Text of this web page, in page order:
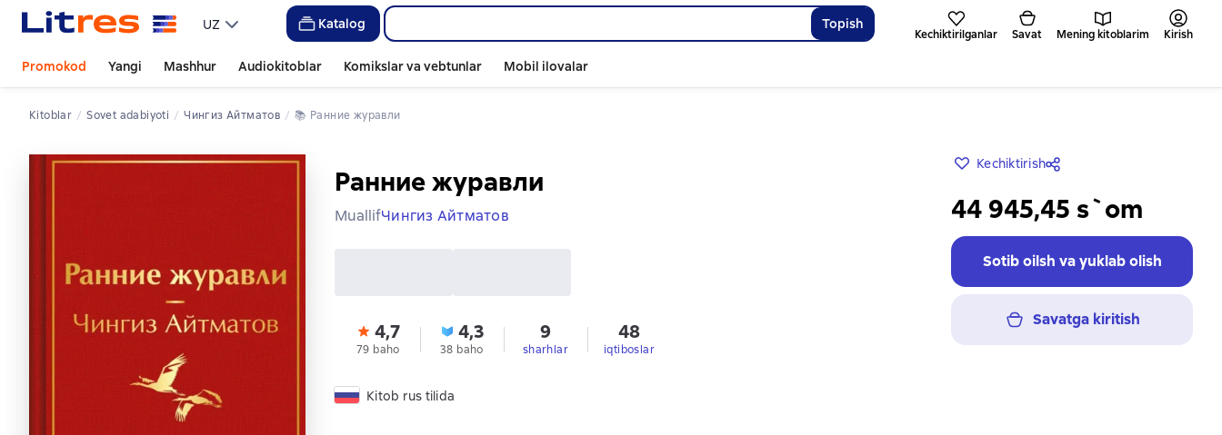
UZ Katalog Topish
Kechiktirilganlar Savat Mening kitoblarim Kirish
Promokod Yangi Mashhur Audiokitoblar Komikslar va vebtunlar Mobil ilovalar
Kitoblar sovet adabiyoti Чингиз Айтматов 📚 Ранние журавли
Ранние журавли
MuallifЧингиз Айтматов
4,7
79 baho
4,3
38 baho
9
sharhlar
48
iqtiboslar
Kitob rus tilida
Kechiktirish
44 945,45 s`om
Sotib oilsh va yuklab olish
Savatga kiritish